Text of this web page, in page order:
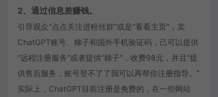
2、通过信息差赚钱。
引导观众“点点关注进粉丝群”或是“看看主页”，卖
ChatGPT账号、梯子和国外手机验证码，己可以提供
“远程注册服务”或者提供“梯子”，收费98元，并且“提
供售后服务，账号登不了了我可以再帮你注册指导。”
实际上，ChatGPT目前注册是免费的，在一些网站